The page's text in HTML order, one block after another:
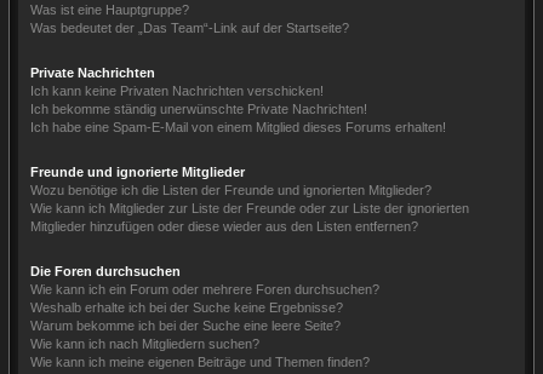
Was ist eine Hauptgruppe?
Was bedeutet der „Das Team“-Link auf der Startseite?
Private Nachrichten
Ich kann keine Privaten Nachrichten verschicken!
Ich bekomme ständig unerwünschte Private Nachrichten!
Ich habe eine Spam-E-Mail von einem Mitglied dieses Forums erhalten!
Freunde und ignorierte Mitglieder
Wozu benötige ich die Listen der Freunde und ignorierten Mitglieder?
Wie kann ich Mitglieder zur Liste der Freunde oder zur Liste der ignorierten
Mitglieder hinzufügen oder diese wieder aus den Listen entfernen?
Die Foren durchsuchen
Wie kann ich ein Forum oder mehrere Foren durchsuchen?
Weshalb erhalte ich bei der Suche keine Ergebnisse?
Warum bekomme ich bei der Suche eine leere Seite?
Wie kann ich nach Mitgliedern suchen?
Wie kann ich meine eigenen Beiträge und Themen finden?